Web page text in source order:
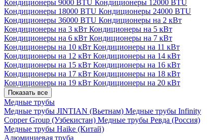
Кондиционеры 9000 BTU Кондиционеры 12000 BTU
Кондиционеры 18000 BTU Кондиционеры 24000 BTU
Кондиционеры 36000 BTU Кондиционеры на 2 кВт
Кондиционеры на 3 кВт Кондиционеры на 5 кВт
Кондиционеры на 6 кВт Кондиционеры на 7 кВт
Кондиционеры на 10 кВт Кондиционеры на 11 кВт
Кондиционеры на 12 кВт Кондиционеры на 14 кВт
Кондиционеры на 15 кВт Кондиционеры на 16 кВт
Кондиционеры на 17 кВт Кондиционеры на 18 кВт
Кондиционеры на 19 кВт Кондиционеры на 20 кВт
Показать все
Медные трубы
Медные трубы JINTIAN (Вьетнам) Медные трубы Infinity
Copper Group (Узбекистан) Медные трубы Ревда (Россия)
Медные трубы Haike (Китай)
Алюминиевая труба